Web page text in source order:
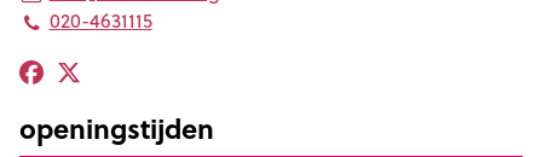
020-4631115
openingstijden